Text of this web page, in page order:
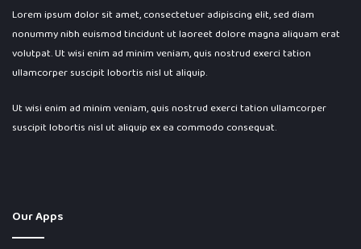
Lorem ipsum dolor sit amet, consectetuer adipiscing elit, sed diam
nonummy nibh euismod tincidunt ut laoreet dolore magna aliquam erat
volutpat. Ut wisi enim ad minim veniam, quis nostrud exerci tation
ullamcorper suscipit lobortis nisl ut aliquip.
Ut wisi enim ad minim veniam, quis nostrud exerci tation ullamcorper
suscipit lobortis nisl ut aliquip ex ea commodo consequat.
Our Apps